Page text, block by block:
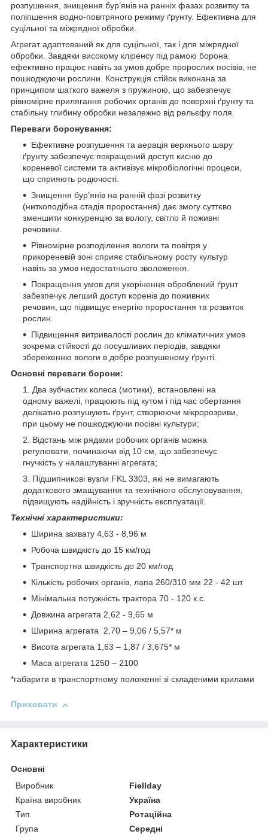
розпушення, знищення бур’янів на ранніх фазах розвитку та
поліпшення водно-повітряного режиму ґрунту. Ефективна для
суцільної та міжрядної обробки.
Агрегат адаптований як для суцільної, так і для міжрядної
обробки. Завдяки високому кліренсу під рамою борона
ефективно працює навіть за умов добре пророслих посівів, не
пошкоджуючи рослини. Конструкція стійок виконана за
принципом шаткого важеля з пружиною, що забезпечує
рівномірне прилягання робочих органів до поверхні ґрунту та
стабільну глибину обробки незалежно від рельєфу поля.
Переваги боронування:
Ефективне розпушення та аерація верхнього шару
ґрунту забезпечує покращений доступ кисню до
кореневої системи та активізує мікробіологічні процеси,
що сприяють родючості.
Знищення бур’янів на ранній фазі розвитку
(ниткоподібна стадія проростання) дає змогу суттєво
зменшити конкуренцію за вологу, світло й поживні
речовини.
Рівномірне розподілення вологи та повітря у
прикореневій зоні сприяє стабільному росту культур
навіть за умов недостатнього зволоження.
Покращення умов для укорінення оброблений ґрунт
забезпечує легший доступ коренів до поживних
речовин, що підвищує енергію проростання та розвиток
рослин.
Підвищення витривалості рослин до кліматичних умов
зокрема стійкості до посушливих періодів, завдяки
збереженню вологи в добре розпушеному ґрунті.
Основні переваги борони:
Два зубчастих колеса (мотики), встановлені на
одному важелі, працюють під кутом і під час обертання
делікатно розпушують ґрунт, створюючи мікророзриви,
при цьому не пошкоджуючи посівні культури;
Відстань між рядами робочих органів можна
регулювати, починаючи від 10 см, що забезпечує
гнучкість у налаштуванні агрегата;
Підшипникові вузли FKL 3303, які не вимагають
додаткового змащування та технічного обслуговування,
підвищують надійність і зручність експлуатації.
Технічні характеристики:
Ширина захвату 4,63 - 8,96 м
Робоча швидкість до 15 км/год
Транспортна швидкість до 20 км/год
Кількість робочих органів, лапа 260/310 мм 22 - 42 шт
Мінімальна потужність трактора 70 - 120 к.с.
Довжина агрегата 2,62 - 9,65 м
Ширина агрегата 2,70 – 9,06 / 5,57* м
Висота агрегата 1,63 – 1,87 / 3,675* м
Маса агрегата 1250 – 2100
*габарити в транспортному положенні зі складеними крилами
Приховати
Характеристики
Основні
Виробник
Fiellday
Країна виробник
Україна
Тип
Ротаційна
Група
Середні